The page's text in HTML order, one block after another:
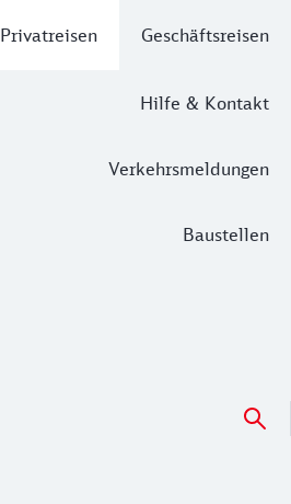
Privatreisen Geschäftsreisen
Hilfe & Kontakt
Verkehrsmeldungen
Baustellen